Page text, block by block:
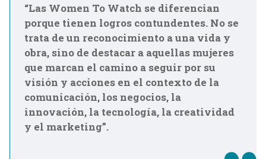
“Las Women To Watch se diferencian
porque tienen logros contundentes. No se
trata de un reconocimiento a una vida y
obra, sino de destacar a aquellas mujeres
que marcan el camino a seguir por su
visión y acciones en el contexto de la
comunicación, los negocios, la
innovación, la tecnología, la creatividad
y el marketing”.